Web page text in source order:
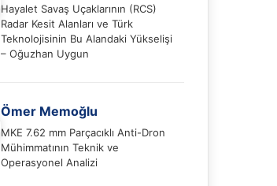
Hayalet Savaş Uçaklarının (RCS)
Radar Kesit Alanları ve Türk
Teknolojisinin Bu Alandaki Yükselişi
– Oğuzhan Uygun
Ömer Memoğlu
MKE 7.62 mm Parçacıklı Anti-Dron
Mühimmatının Teknik ve
Operasyonel Analizi